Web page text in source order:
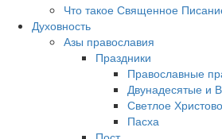
Что такое Священное
Духовность
Азы православия
Праздники
Православные
Двунадесятые и
Светлое
Пасха